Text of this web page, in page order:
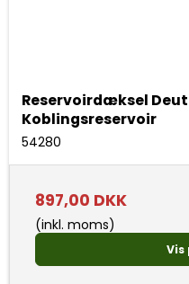
Reservoirdæksel
Koblingsreservoir
54280
897,00 DKK
(inkl. moms)
Vis